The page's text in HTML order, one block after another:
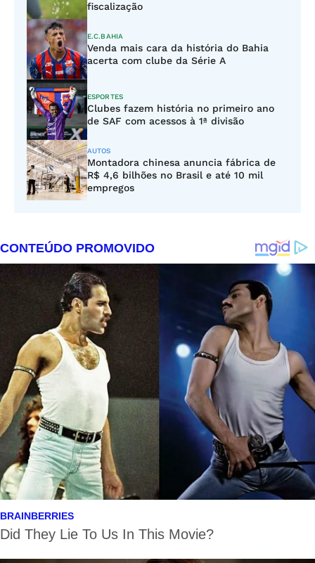
fiscalização
E.C.BAHIA
Venda mais cara da história do Bahia
acerta com clube da Série A
ESPORTES
Clubes fazem história no primeiro ano
de SAF com acessos à 1ª divisão
AUTOS
Montadora chinesa anuncia fábrica de
R$ 4,6 bilhões no Brasil e até 10 mil
empregos